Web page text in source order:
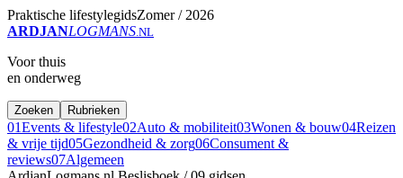
Praktische lifestylegidsZomer / 2026
ARDJANLOGMANS.NL
Voor thuis
en onderweg
Zoeken Rubrieken
01Events & lifestyle02Auto & mobiliteit03Wonen & bouw04Reizen
& vrije tijd05Gezondheid & zorg06Consument &
reviews07Algemeen